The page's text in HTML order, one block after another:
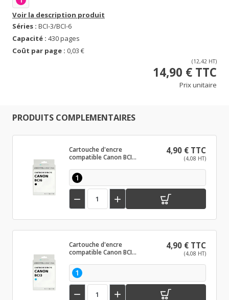
Voir la description produit
Séries : BCI-3/BCI-6
Capacité : 430 pages
Coût par page : 0,03 €
(12,42 HT)
14,90 € TTC
Prix unitaire
PRODUITS COMPLEMENTAIRES
Cartouche d'encre
compatible Canon BCI6
4,90 € TTC
(4,08 HT)
1
 
Cartouche d'encre
compatible Canon BCI3
4,90 € TTC
(4,08 HT)
1
 